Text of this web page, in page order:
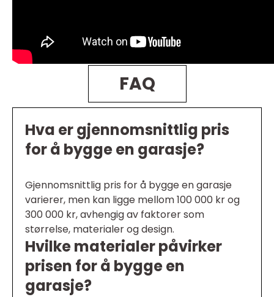
FAQ
Hva er gjennomsnittlig pris
for å bygge en garasje?
Gjennomsnittlig pris for å bygge en garasje
varierer, men kan ligge mellom 100 000 kr og
300 000 kr, avhengig av faktorer som
størrelse, materialer og design.
Hvilke materialer påvirker
prisen for å bygge en
garasje?